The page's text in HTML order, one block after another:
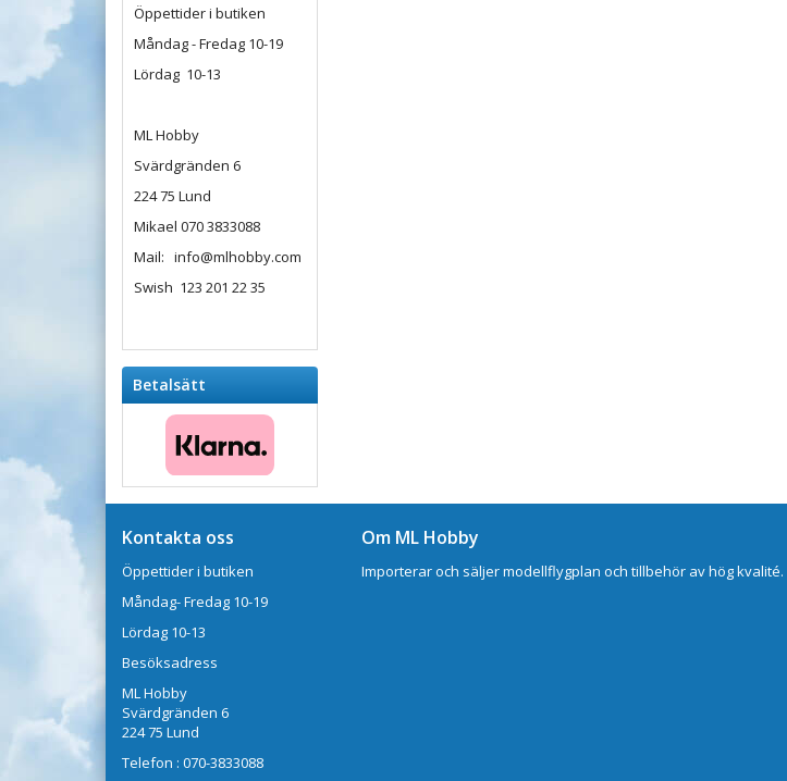
Öppettider i butiken
Måndag - Fredag 10-19
Lördag 10-13
ML Hobby
Svärdgränden 6
224 75 Lund
Mikael 070 3833088
Mail: info@mlhobby.com
Swish 123 201 22 35
Betalsätt
Kontakta oss
Öppettider i butiken
Måndag- Fredag 10-19
Lördag 10-13
Besöksadress
ML Hobby
Svärdgränden 6
224 75 Lund
Telefon : 070-3833088
Om ML Hobby
Importerar och säljer modellflygplan och tillbehör av hög kvalité.